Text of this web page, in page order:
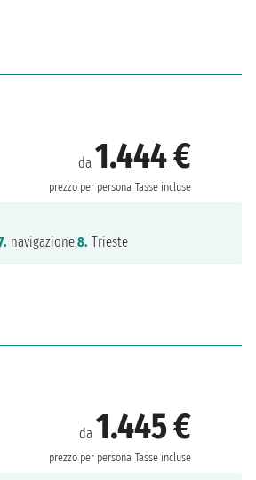
da 1.444 €
prezzo per persona Tasse incluse
navigazione,8. Trieste
da 1.445 €
prezzo per persona Tasse incluse